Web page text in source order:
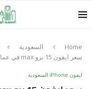
Home السعودية
سعر ايفون 15 برو max في عمان بالدولار
ايفون iPhone السعودية